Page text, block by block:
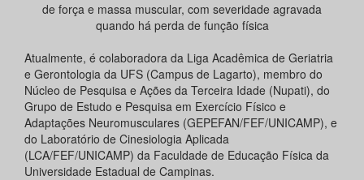
de força e massa muscular, com severidade agravada
quando há perda de função física
Atualmente, é colaboradora da Liga Acadêmica de Geriatria
e Gerontologia da UFS (Campus de Lagarto), membro do
Núcleo de Pesquisa e Ações da Terceira Idade (Nupati), do
Grupo de Estudo e Pesquisa em Exercício Físico e
Adaptações Neuromusculares (GEPEFAN/FEF/UNICAMP), e
do Laboratório de Cinesiologia Aplicada
(LCA/FEF/UNICAMP) da Faculdade de Educação Física da
Universidade Estadual de Campinas.